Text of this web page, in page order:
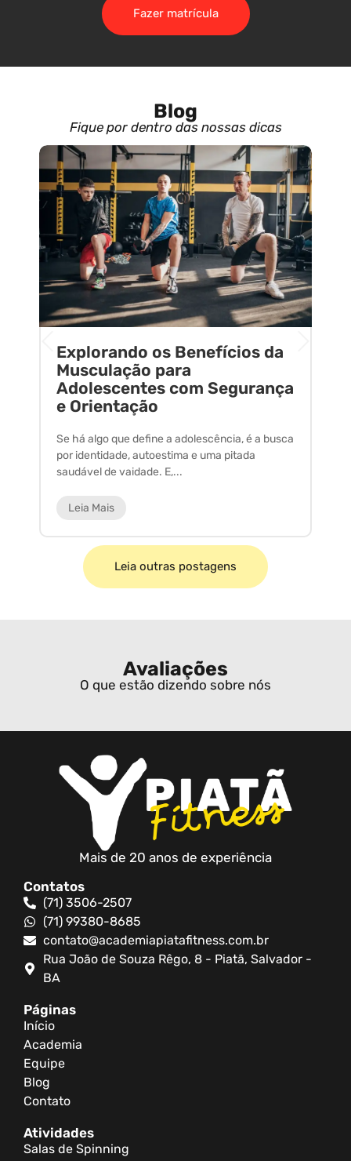
Fazer matrícula
Blog
Fique por dentro das nossas dicas
Explorando os Benefícios da
Musculação para
Adolescentes com Segurança
e Orientação
Se há algo que define a adolescência, é a busca
por identidade, autoestima e uma pitada
saudável de vaidade. E,...
Leia Mais
Leia outras postagens
Avaliações
O que estão dizendo sobre nós
Mais de 20 anos de experiência
Contatos
(71) 3506-2507
(71) 99380-8685
contato@academiapiatafitness.com.br
Rua João de Souza Rêgo, 8 - Piatã, Salvador -
BA
Páginas
Início
Academia
Equipe
Blog
Contato
Atividades
Salas de Spinning